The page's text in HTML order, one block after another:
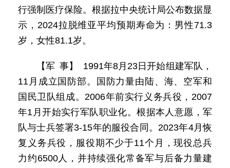
行强制医疗保险。根据拉中央统计局公布数据显
示，2024拉脱维亚平均预期寿命为：男性71.3
岁，女性81.1岁。
【军 事】 1991年8月23日开始组建军队，
11月成立国防部。国防力量由陆、海、空军和
国民卫队组成。2006年前实行义务兵役，2007
年1月开始实行军队职业化。根据本人意愿，军
队与士兵签署3-15年的服役合同。2023年4月恢
复义务兵役，服役期不少于11个月，现役总兵
力约6500人，并持续强化常备军与后备力量建